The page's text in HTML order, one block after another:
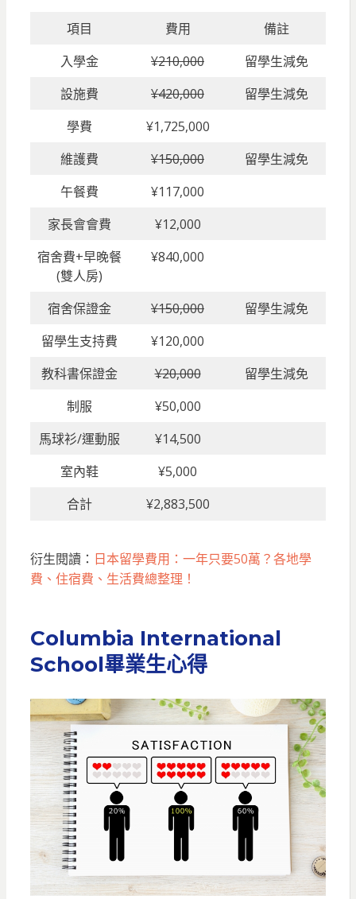
項目 費用
備註
入學金
¥210,000
留學生減免
設施費
¥420,000
留學生減免
學費
¥1,725,000
維護費
¥150,000
留學生減免
午餐費
¥117,000
家長會會費
¥12,000
宿舍費+早晚餐
(雙人房)
¥840,000
宿舍保證金 ¥150,000
留學生減免
留學生支持費
¥120,000
教科書保證金
¥20,000
留學生減免
制服
¥50,000
馬球衫/運動服
¥14,500
室內鞋
¥5,000
合計
¥2,883,500
衍生閱讀： 日本留學費用：一年只要50萬？各地學
費、住宿費、生活費總整理！
Columbia International
School畢業生心得